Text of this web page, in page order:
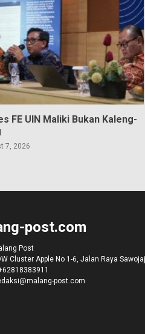
FE UIN Maliki Bukan Kaleng-
7, 2026
post.com
Post
Cluster Apple No 1-6, Jalan Raya
post.com